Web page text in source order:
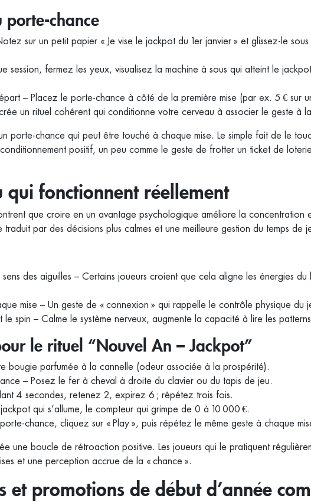
sur un petit papier « Je vise le jackpot du 1er janvier » et glissez‑le
session, fermez les yeux, visualisez la machine à sous qui atteint le
– Placez le porte‑chance à côté de la première mise (par ex. 5 € sur
un rituel cohérent qui conditionne votre cerveau à associer le geste à
porte‑chance qui peut être touché à chaque mise. Le simple fait de le
positif, un peu comme le geste de frotter un ticket de
qui fonctionnent réellement
que croire en un avantage psychologique améliore la concentration
par des décisions plus calmes et une meilleure gestion du temps de
des aiguilles – Certains joueurs croient que cela aligne les énergies
mise – Un geste de « connexion » qui rappelle le contrôle physique du
spin – Calme le système nerveux, augmente la capacité à lire les
le rituel “Nouvel An – Jackpot”
bougie parfumée à la cannelle (odeur associée à la prospérité).
– Posez le fer à cheval à droite du clavier ou du tapis de jeu.
4 secondes, retenez 2, expirez 6 ; répétez trois fois.
qui s’allume, le compteur qui grimpe de 0 à 10 000 €.
cliquez sur « Play », puis répétez le même geste à chaque
une boucle de rétroaction positive. Les joueurs qui le pratiquent
et une perception accrue de la « chance ».
et promotions de début d’année